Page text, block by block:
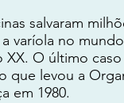
salvaram
varíola no
XX. O último
que levou a
em 1980.